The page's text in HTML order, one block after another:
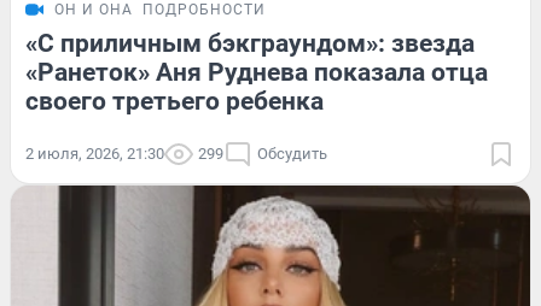
ОН И ОНА ПОДРОБНОСТИ
«С приличным бэкграундом»: звезда
«Ранеток» Аня Руднева показала отца
своего третьего ребенка
2 июля, 2026, 21:30 299 Обсудить